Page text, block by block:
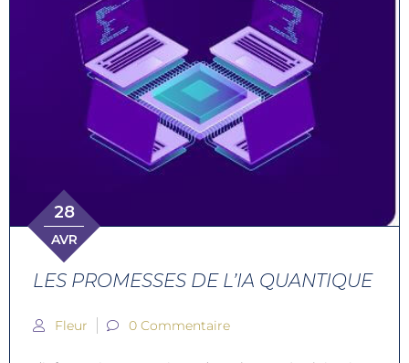
28
AVR
LES PROMESSES DE L’IA QUANTIQUE
Fleur 0 Commentaire